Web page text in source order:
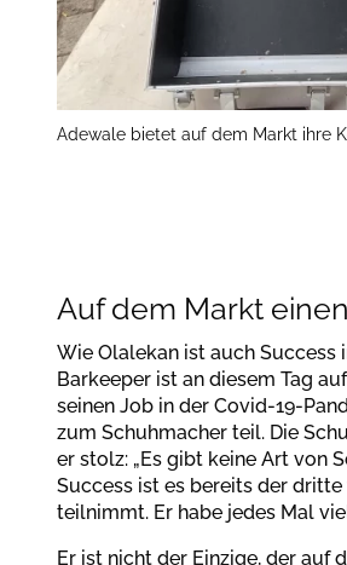
Adewale bietet auf dem Markt ihre
Auf dem Markt
Wie Olalekan ist auch
Barkeeper ist an diesem Tag
seinen Job in der Covid-19-
zum Schuhmacher teil. Die
er stolz: „Es gibt keine Art von
Success ist es bereits der
teilnimmt. Er habe jedes Mal
Er ist nicht der Einzige, der auf